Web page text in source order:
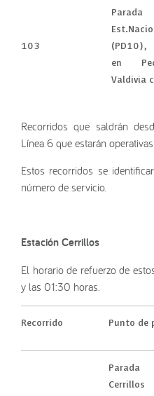
103
en
Valdivia
Recorridos que saldrán
Línea 6 que estarán operativas
Estos recorridos se
número de servicio.
Estación Cerrillos
El horario de refuerzo de
y las 01:30 horas.
Recorrido Punto de